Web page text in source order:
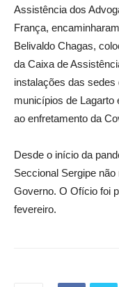
Assistência dos
França,
Belivaldo Chagas,
da Caixa de
instalações das
municípios de Lagarto
ao enfretamento da
Desde o início da
Seccional Sergipe
Governo. O Ofício foi
fevereiro.